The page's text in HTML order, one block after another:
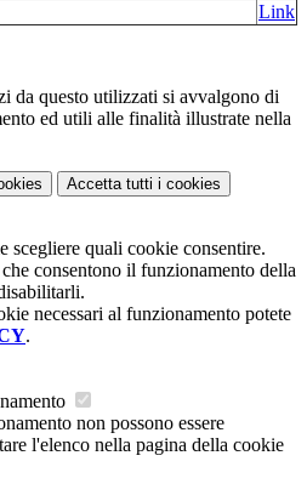
Link
da questo utilizzati si avvalgono di
ed utili alle finalità illustrate nella
Accetta tutti i cookies
scegliere quali cookie consentire.
consentono il funzionamento della
necessari al funzionamento potete
.
non possono essere
l'elenco nella pagina della cookie